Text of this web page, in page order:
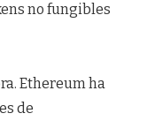
no fungibles
Ethereum ha
de